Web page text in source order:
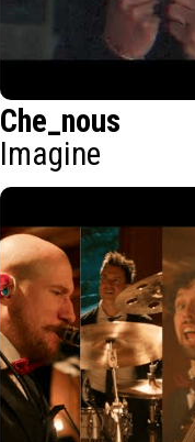
Che_nous
Imagine